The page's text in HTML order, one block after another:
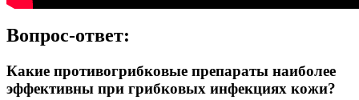
Вопрос-ответ:
Какие противогрибковые препараты наиболее
эффективны при грибковых инфекциях кожи?